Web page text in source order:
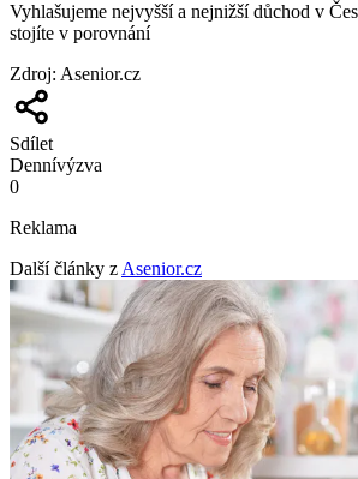
Vyhlašujeme nejvyšší a nejnižší důchod v
stojíte v porovnání
Zdroj: Asenior.cz
Sdílet
Dennívýzva
0
Reklama
Další články z Asenior.cz